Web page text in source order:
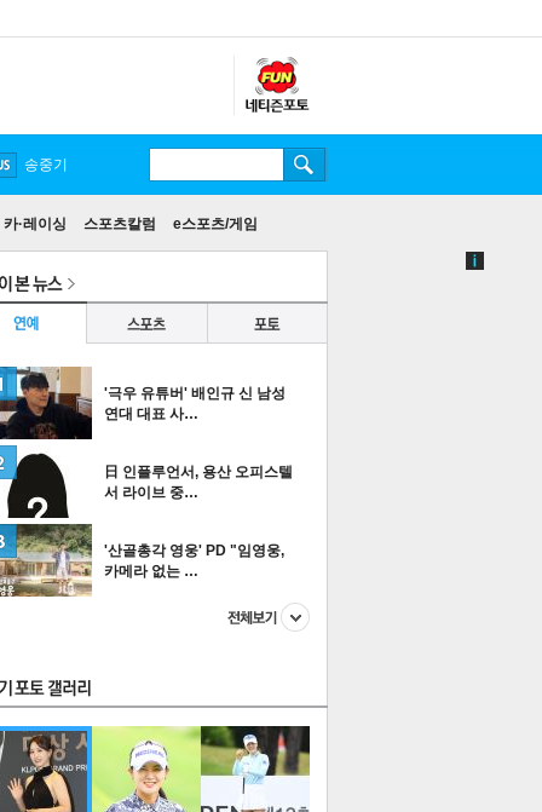
카·레이싱 스포츠칼럼 e스포츠/게임
송중기
'극우 유튜버' 배인규 신 남성
연대 대표 사…
日 인플루언서, 용산 오피스텔
서 라이브 중…
'산골총각 영웅' PD "임영웅,
카메라 없는 …